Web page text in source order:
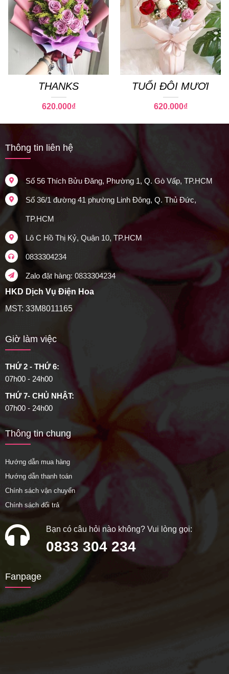
THANKS
620.000₫
TUỔI ĐÔI MƯƠI
620.000₫
Thông tin liên hệ
Số 56 Thích Bửu Đăng, Phường 1, Q. Gò Vấp, TP.HCM
Số 36/1 đường 41 phường Linh Đông, Q. Thủ Đức,
TP.HCM
Lô C Hồ Thị Kỷ, Quận 10, TP.HCM
0833304234
Zalo đặt hàng: 0833304234
HKD Dịch Vụ Điện Hoa
MST: 33M8011165
Giờ làm việc
THỨ 2 - THỨ 6:
07h00 - 24h00
THỨ 7- CHỦ NHẬT:
07h00 - 24h00
Thông tin chung
Hướng dẫn mua hàng
Hướng dẫn thanh toán
Chính sách vận chuyển
Chính sách đổi trả
Bạn có câu hỏi nào không? Vui lòng gọi:
0833 304 234
Fanpage